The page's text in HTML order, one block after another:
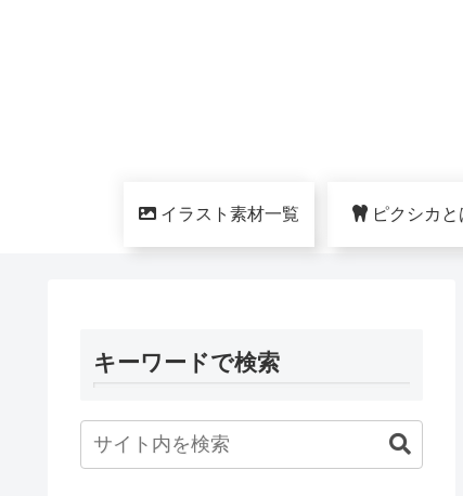
イラスト素材一覧 ピクシカと
キーワードで検索